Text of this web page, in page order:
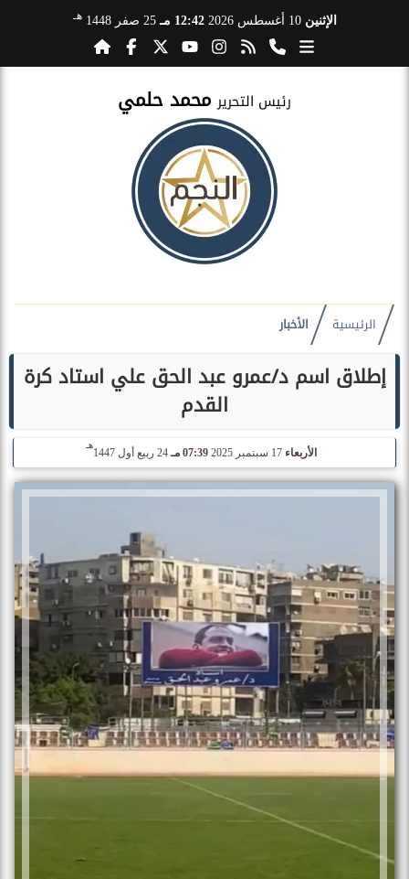
الإثنين 10 أغسطس 2026 12:42 مـ 25 صفر 1448 هـ
رئيس التحرير محمد حلمي
الرئيسية الأخبار
إطلاق اسم د/عمرو عبد الحق علي استاد كرة
القدم
الأربعاء 17 سبتمبر 2025 07:39 مـ 24 ربيع أول 1447
هـ